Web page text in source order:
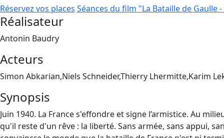
Réservez vos places Séances du film "La Bataille de Gaulle
Réalisateur
Antonin Baudry
Acteurs
Simon Abkarian,Niels Schneider,Thierry Lhermitte,Karim
Synopsis
Juin 1940. La France s'effondre et signe l’armistice. Au
qu'il reste d'un rêve : la liberté. Sans armée, sans appui,